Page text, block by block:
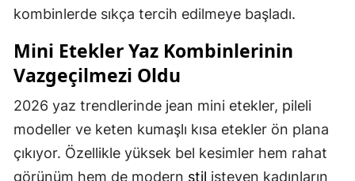
kombinlerde sıkça tercih edilmeye başladı.
Mini Etekler Yaz Kombinlerinin
Vazgeçilmezi Oldu
2026 yaz trendlerinde jean mini etekler, pileli
modeller ve keten kumaşlı kısa etekler ön plana
çıkıyor. Özellikle yüksek bel kesimler hem rahat
görünüm hem de modern stil isteyen kadınların